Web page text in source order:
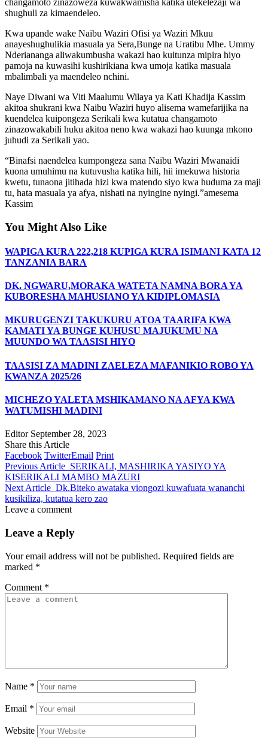
shughuli za kimaendeleo.
Kwa upande wake Naibu Waziri Ofisi ya Waziri Mkuu
anayeshughulikia masuala ya Sera,Bunge na Uratibu Mhe. Ummy
Nderiananga aliwakumbusha wakazi hao kuitunza mipira hiyo
pamoja na kuwasihi kushirikiana kwa umoja katika masuala
mbalimbali ya maendeleo nchini.
Naye Diwani wa Viti Maalumu Wilaya ya Kati Khadija Kassim
akitoa shukrani kwa Naibu Waziri huyo alisema wamefarijika na
kuendelea kuipongeza Serikali kwa kutatua changamoto
zinazowakabili huku akitoa neno kwa wakazi hao kuunga mkono
juhudi za Serikali yao.
“Binafsi naendelea kumpongeza sana Naibu Waziri Mwanaidi
kuona umuhimu na kutuvusha katika hili, hii imekuwa historia
kwetu, tunaona jitihada hizi kwa matendo siyo kwa huduma za maji
tu, hata masuala ya afya, nishati na nyingine nyingi.”amesema
Kassim
You Might Also Like
WAPIGA KURA 222,218 KUPIGA KURA ISIMANI KATA 12
TANZANIA BARA
DK. NGWARU,MORAKA WATETA NAMNA BORA YA
KUBORESHA MAHUSIANO YA KIDIPLOMASIA
MKURUGENZI TAKUKURU ATOA TAARIFA KWA
KAMATI YA BUNGE KUHUSU MAJUKUMU NA
MUUNDO WA TAASISI HIYO
TAASISI ZA MADINI ZAELEZA MAFANIKIO ROBO YA
KWANZA 2025/26
MICHEZO YALETA MSHIKAMANO NA AFYA KWA
WATUMISHI MADINI
Editor September 28, 2023
Share this Article
Facebook TwitterEmail Print
Previous Article SERIKALI, MASHIRIKA YASIYO YA
KISERIKALI MAMBO MAZURI
Next Article Dk.Biteko awataka viongozi kuwafuata wananchi
kusikiliza, kutatua kero zao
Leave a comment
Leave a Reply
Your email address will not be published. Required fields are
marked *
Comment *
Name *
Email *
Website